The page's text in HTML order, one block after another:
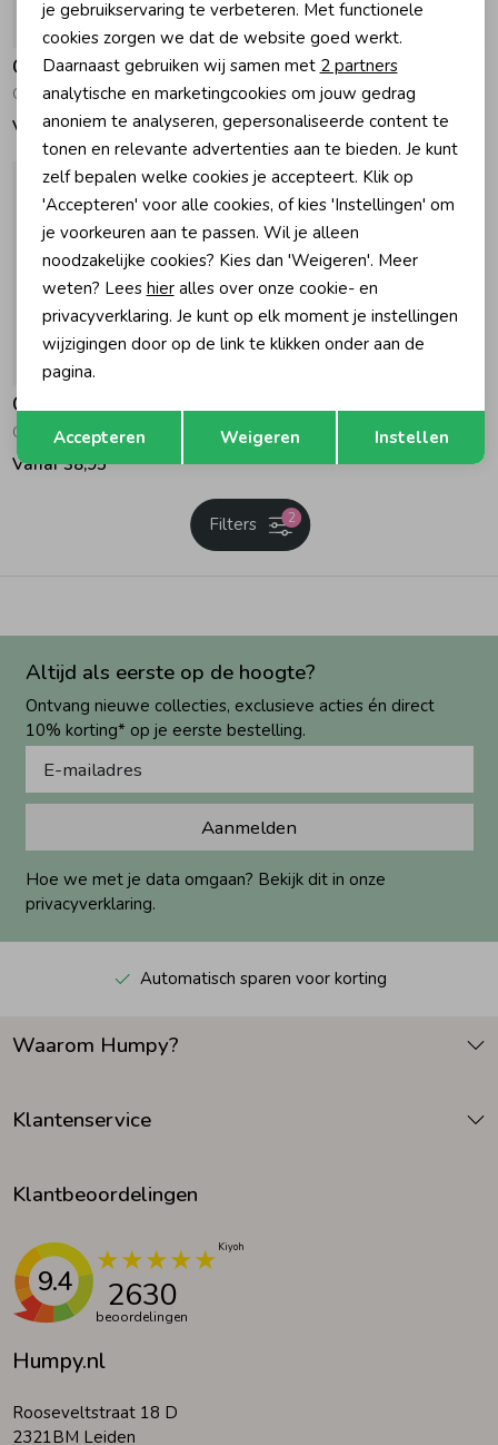
Kledingaccessoires
Beenmode
Winteraccessoires
Gymp
Gilet Alice Off White - Brown
Vanaf 38,95
Gymp
Gilet Bestie Old Rose
Vanaf 34,95
Gymp
Gilet Michelle Green
Vanaf 38,95
2
Filters
Altijd als eerste op de hoogte?
Ontvang nieuwe collecties, exclusieve acties én direct
10% korting* op je eerste bestelling.
Aanmelden
Hoe we met je data omgaan? Bekijk dit in onze
privacyverklaring.
Automatisch sparen voor korting
Humpy.nl
Rooseveltstraat 18 D
2321BM Leiden
Waarom Humpy?
Klantenservice
Klantbeoordelingen
9.4 2630
beoordelingen
Analytische cookies
Marketing cookies
Opslaan
je gebruikservaring te verbeteren. Met functionele
cookies zorgen we dat de website goed werkt.
Daarnaast gebruiken wij samen met 2 partners
analytische en marketingcookies om jouw gedrag
anoniem te analyseren, gepersonaliseerde content te
tonen en relevante advertenties aan te bieden. Je kunt
zelf bepalen welke cookies je accepteert. Klik op
'Accepteren' voor alle cookies, of kies 'Instellingen' om
je voorkeuren aan te passen. Wil je alleen
noodzakelijke cookies? Kies dan 'Weigeren'. Meer
weten? Lees hieralles over onze cookie- en
privacyverklaring. Je kunt op elk moment je instellingen
wijzigingen door op de link te klikken onder aan de
pagina.
Accepteren Weigeren Instellen